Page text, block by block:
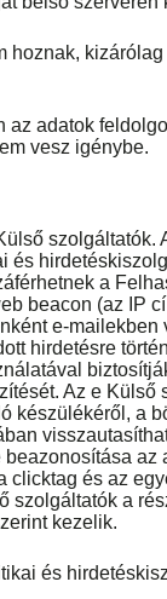
hoznak,
az adatok
vesz igénybe.
szolgáltatók.
és
a
beacon (az IP
e-
hirdetésre
Az e Külső
készülékéről, a
az
clicktag és az
szolgáltatók a
kezelik.
és